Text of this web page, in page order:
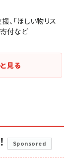
「ほしい物リス
寄付など
見る
Sponsored